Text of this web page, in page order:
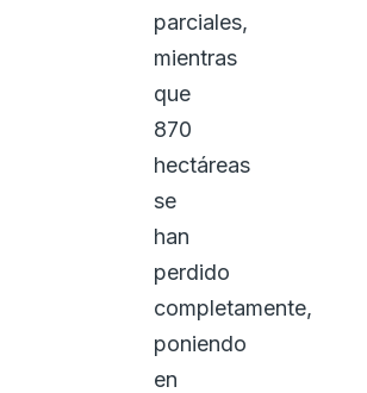
parciales,
mientras
que
870
hectáreas
se
han
perdido
completamente,
poniendo
en